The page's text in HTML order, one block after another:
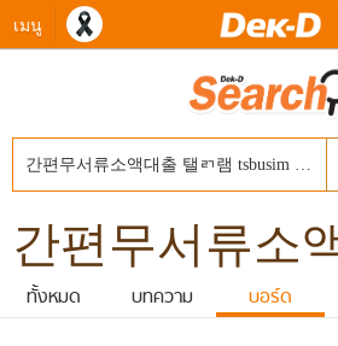
เมนู
ทั้งหมด บทความ บอร์ด